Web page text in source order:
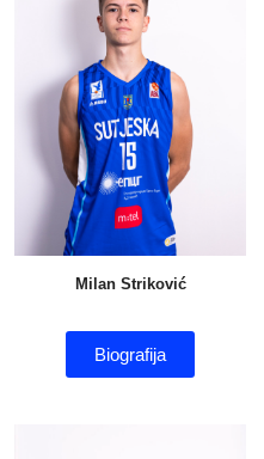
Milan Striković
Biografija